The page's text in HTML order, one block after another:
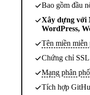
Bao gồm đầu
Xây dựng với
WordPress,
Tên miền miễn
Chứng chỉ
Mạng phân
Tích hợp